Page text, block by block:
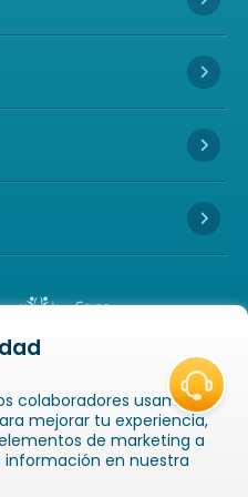
Icon
Icon
Icon
Icon
52 # 20-124, GUAYABAL,
of book-open Icon of
colaboradores usamos
mejorar tu experiencia,
de marketing a
información en nuestra